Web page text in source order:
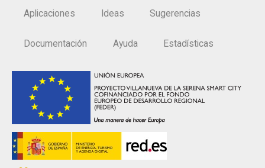
Aplicaciones Ideas Sugerencias
Documentación Ayuda Estadísticas